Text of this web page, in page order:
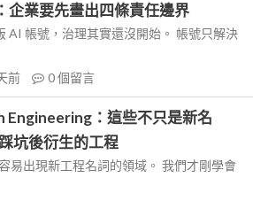
企業要先畫出四條責任邊界
AI 帳號，治理其實還沒開始。 帳號只解決
前 0個留言
Engineering：這些不只是新名
坑後衍生的工程
易出現新工程名詞的領域。 我們才剛學會